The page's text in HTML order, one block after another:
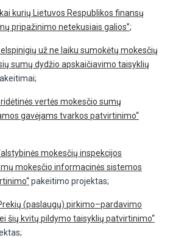
kai kurių Lietuvos Respublikos finansų
pripažinimo netekusiais galios”;
už ne laiku sumokėtų mokesčių
sumų dydžio apskaičiavimo taisyklių
vertės mokesčio sumų
gavėjams tvarkos patvirtinimo“
mokesčių inspekcijos
mokesčio informacinės sistemos
pakeitimo projektas;
(paslaugų) pirkimo–pardavimo
šių kvitų pildymo taisyklių patvirtinimo“